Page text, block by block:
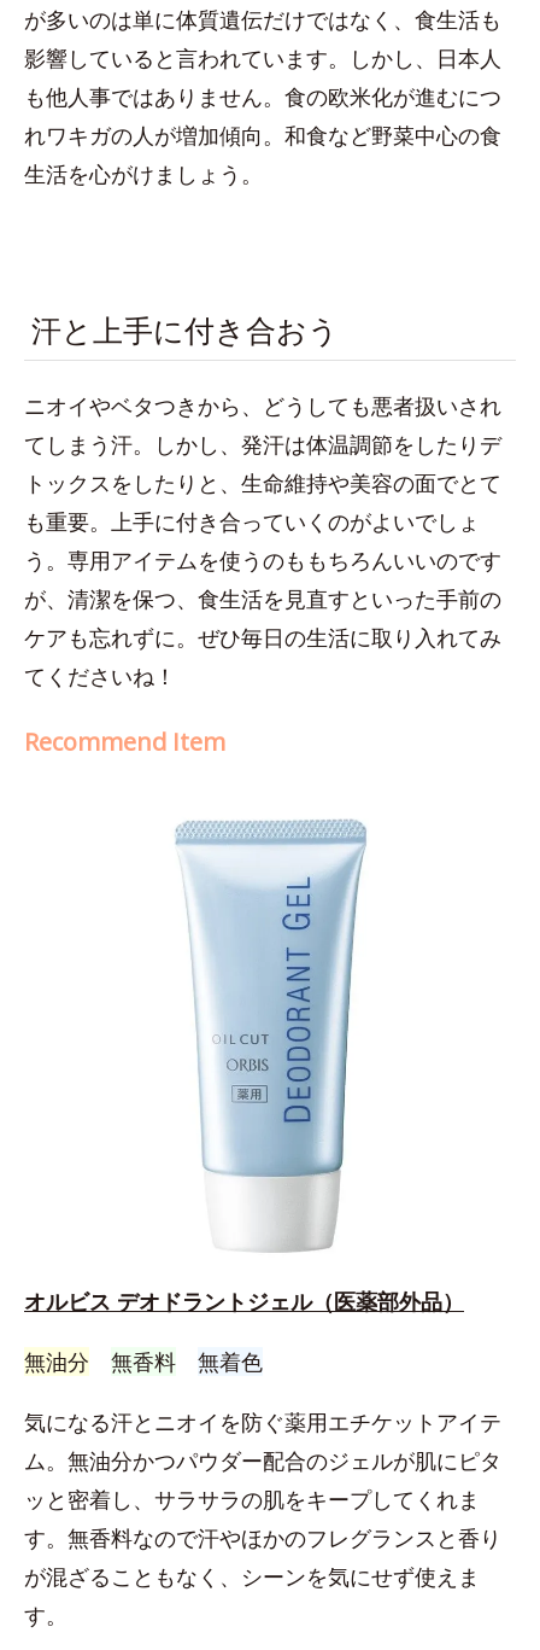
が多いのは単に体質遺伝だけではなく、食生活も
影響していると言われています。しかし、日本人
も他人事ではありません。食の欧米化が進むにつ
れワキガの人が増加傾向。和食など野菜中心の食
生活を心がけましょう。
汗と上手に付き合おう
ニオイやベタつきから、どうしても悪者扱いされ
てしまう汗。しかし、発汗は体温調節をしたりデ
トックスをしたりと、生命維持や美容の面でとて
も重要。上手に付き合っていくのがよいでしょ
う。専用アイテムを使うのももちろんいいのです
が、清潔を保つ、食生活を見直すといった手前の
ケアも忘れずに。ぜひ毎日の生活に取り入れてみ
てくださいね！
Recommend Item
オルビス デオドラントジェル（医薬部外品）
無油分 無香料 無着色
気になる汗とニオイを防ぐ薬用エチケットアイテ
ム。無油分かつパウダー配合のジェルが肌にピタ
ッと密着し、サラサラの肌をキープしてくれま
す。無香料なので汗やほかのフレグランスと香り
が混ざることもなく、シーンを気にせず使えま
す。